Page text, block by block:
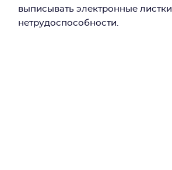
выписывать электронные листки
нетрудоспособности.